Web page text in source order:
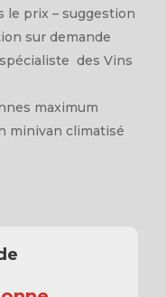
le prix – suggestion
sur demande
des Vins
maximum
minivan climatisé